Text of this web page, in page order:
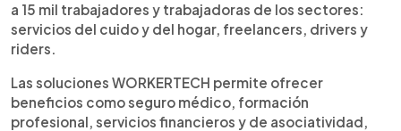
a 15 mil trabajadores y trabajadoras de los sectores:
servicios del cuido y del hogar, freelancers, drivers y
riders.
Las soluciones WORKERTECH permite ofrecer
beneficios como seguro médico, formación
profesional, servicios financieros y de asociatividad,